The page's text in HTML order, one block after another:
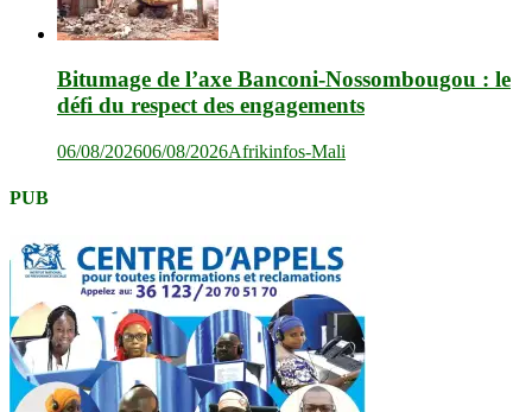
Bitumage de l’axe Banconi-Nossombougou : le
défi du respect des engagements
06/08/202606/08/2026Afrikinfos-Mali
PUB